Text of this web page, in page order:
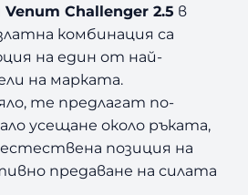
Challenger 2.5 в
комбинация са
на един от най-
на марката.
те предлагат по-
усещане около ръката,
позиция на
предаване на силата